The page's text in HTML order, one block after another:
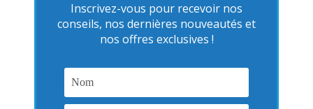
Inscrivez-vous pour recevoir nos
conseils, nos dernières nouveautés et
nos offres exclusives !